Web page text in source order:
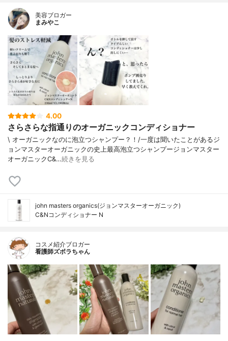
美容ブロガー
まみやこ
4.00
さらさらな指通りのオーガニックコンディショナー
\ オーガニックなのに泡立つシャンプー？！/⁡⁡一度は聞いたことがあるジ
ョンマスターオーガニックの史上最高泡立つシャンプー⁡⁡⁡⁡ジョンマスター
オーガニックC&…続きを見る
john masters organics(ジョンマスターオーガニック)
C&Nコンディショナー N
コスメ紹介ブロガー
看護師ズボラちゃん